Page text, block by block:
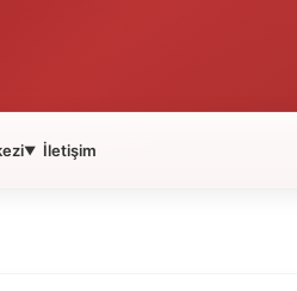
▼ İletişim